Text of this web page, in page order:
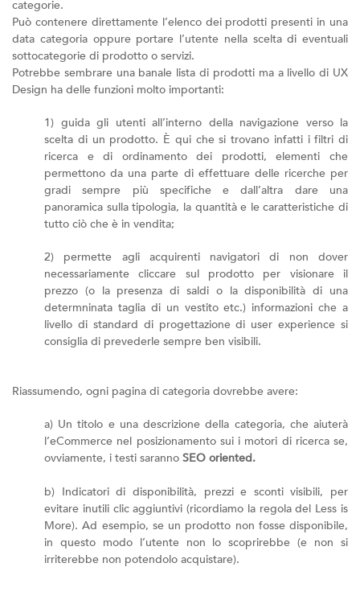
categorie.
Può contenere direttamente l’elenco dei prodotti presenti in una
data categoria oppure portare l’utente nella scelta di eventuali
sottocategorie di prodotto o servizi.
Potrebbe sembrare una banale lista di prodotti ma a livello di UX
Design ha delle funzioni molto importanti:
1) guida gli utenti all’interno della navigazione verso la
scelta di un prodotto. È qui che si trovano infatti i filtri di
ricerca e di ordinamento dei prodotti, elementi che
permettono da una parte di effettuare delle ricerche per
gradi sempre più specifiche e dall’altra dare una
panoramica sulla tipologia, la quantità e le caratteristiche di
tutto ciò che è in vendita;
2) permette agli acquirenti navigatori di non dover
necessariamente cliccare sul prodotto per visionare il
prezzo (o la presenza di saldi o la disponibilità di una
determninata taglia di un vestito etc.) informazioni che a
livello di standard di progettazione di user experience si
consiglia di prevederle sempre ben visibili.
Riassumendo, ogni pagina di categoria dovrebbe avere:
a) Un titolo e una descrizione della categoria, che aiuterà
l’eCommerce nel posizionamento sui i motori di ricerca se,
ovviamente, i testi saranno SEO oriented.
b) Indicatori di disponibilità, prezzi e sconti visibili, per
evitare inutili clic aggiuntivi (ricordiamo la regola del Less is
More). Ad esempio, se un prodotto non fosse disponibile,
in questo modo l’utente non lo scoprirebbe (e non si
irriterebbe non potendolo acquistare).